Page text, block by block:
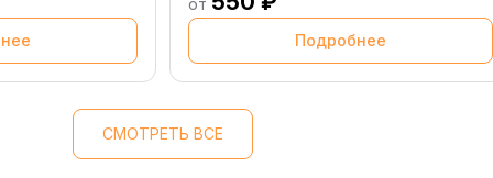
от
Подробнее
СМОТРЕТЬ ВСЕ